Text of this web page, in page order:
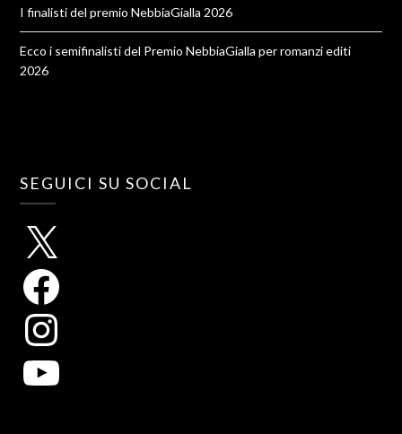
I finalisti del premio NebbiaGialla 2026
Ecco i semifinalisti del Premio NebbiaGialla per romanzi editi
2026
SEGUICI SU SOCIAL